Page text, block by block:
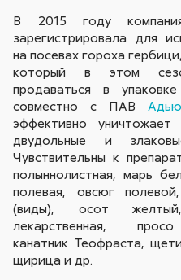
В 2015 году
зарегистрировала для
на посевах гороха
который в этом
продаваться в
совместно с ПАВ Адью
эффективно уничтожает
двудольные и
Чувствительны к
полыннолистная, марь
полевая, овсюг
(виды), осот
лекарственная,
канатник Теофраста,
щирица и др.